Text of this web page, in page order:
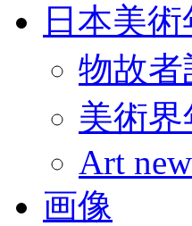
日本美
物故者
美術界
Art
画像